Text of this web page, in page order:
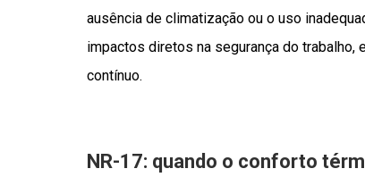
ausência de climatização ou o uso
impactos diretos na segurança do
contínuo.
NR-17: quando o conforto